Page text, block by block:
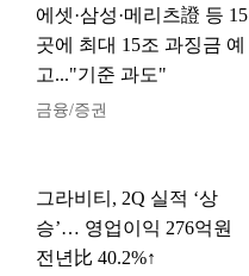
에셋·삼성·메리츠證 등 15
곳에 최대 15조 과징금 예
고..."기준 과도"
금융/증권
그라비티, 2Q 실적 ‘상
승’… 영업이익 276억원
전년比 40.2%↑